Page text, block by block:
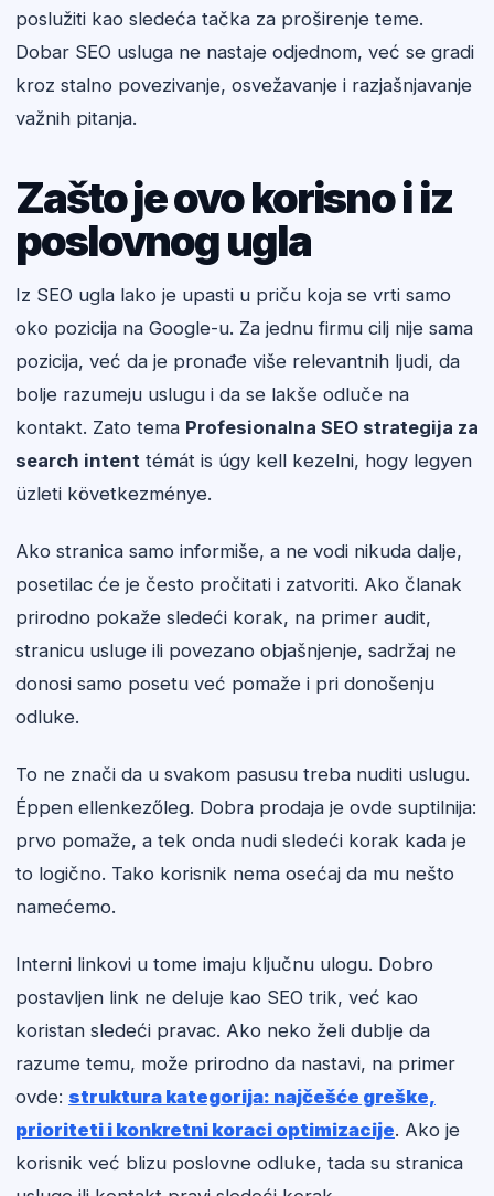
poslužiti kao sledeća tačka za proširenje teme.
Dobar SEO usluga ne nastaje odjednom, već se gradi
kroz stalno povezivanje, osvežavanje i razjašnjavanje
važnih pitanja.
Zašto je ovo korisno i iz
poslovnog ugla
Iz SEO ugla lako je upasti u priču koja se vrti samo
oko pozicija na Google-u. Za jednu firmu cilj nije sama
pozicija, već da je pronađe više relevantnih ljudi, da
bolje razumeju uslugu i da se lakše odluče na
kontakt. Zato tema Profesionalna SEO strategija za
search intent témát is úgy kell kezelni, hogy legyen
üzleti következménye.
Ako stranica samo informiše, a ne vodi nikuda dalje,
posetilac će je često pročitati i zatvoriti. Ako članak
prirodno pokaže sledeći korak, na primer audit,
stranicu usluge ili povezano objašnjenje, sadržaj ne
donosi samo posetu već pomaže i pri donošenju
odluke.
To ne znači da u svakom pasusu treba nuditi uslugu.
Éppen ellenkezőleg. Dobra prodaja je ovde suptilnija:
prvo pomaže, a tek onda nudi sledeći korak kada je
to logično. Tako korisnik nema osećaj da mu nešto
namećemo.
Interni linkovi u tome imaju ključnu ulogu. Dobro
postavljen link ne deluje kao SEO trik, već kao
koristan sledeći pravac. Ako neko želi dublje da
razume temu, može prirodno da nastavi, na primer
ovde: struktura kategorija: najčešće greške,
prioriteti i konkretni koraci optimizacije. Ako je
korisnik već blizu poslovne odluke, tada su stranica